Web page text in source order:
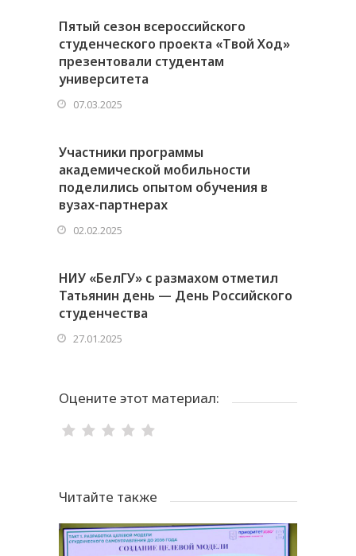
Пятый сезон всероссийского
студенческого проекта «Твой Ход»
презентовали студентам
университета
07.03.2025
Участники программы
академической мобильности
поделились опытом обучения в
вузах-партнерах
02.02.2025
НИУ «БелГУ» с размахом отметил
Татьянин день — День Российского
студенчества
27.01.2025
Оцените этот материал:
Читайте также